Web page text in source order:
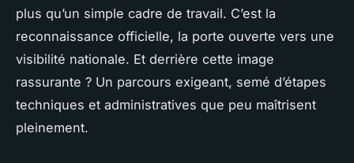
plus qu’un simple cadre de travail. C’est la
reconnaissance officielle, la porte ouverte vers une
visibilité nationale. Et derrière cette image
rassurante ? Un parcours exigeant, semé d’étapes
techniques et administratives que peu maîtrisent
pleinement.